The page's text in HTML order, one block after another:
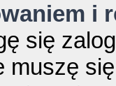
i
się
muszę